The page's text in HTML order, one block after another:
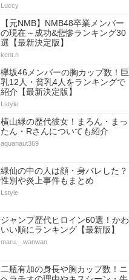
Luccy
【元NMB】NMB48卒業メンバー
の現在～成功&悲惨ランキング30
選【最新決定版】
kent.n
欅坂46メンバーの胸カップ数！巨
乳12人・貧乳4人をランキングで
紹介【最新決定版】
Lstyle
横山緑の歴代彼女！まろん・まっ
たん・Rさんについても紹介
aquanaut369
緑仙の中の人は顔・身バレした？
性別や炎上事件もまとめ
Lstyle
ジャンプ歴代ヒロイン60選！かわ
いい順にランキング【最新版】
maru._.wanwan
二瓶有加の身長や胸カップ数！ニ